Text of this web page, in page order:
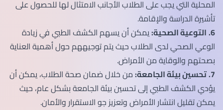
المحلية التي يجب على الطلاب الأجانب الامتثال لها للحصول على
تأشيرة الدراسة والإقامة.
6. التوعية الصحية:يمكن أن يسهم الكشف الطبي في زيادة
الوعي الصحي لدى الطلاب حيث يتم توجيههم حول أهمية العناية
بصحتهم والوقاية من الأمراض.
7. تحسين بيئة الجامعة:من خلال ضمان صحة الطلاب، يمكن أن
يؤدي الكشف الطبي إلى تحسين بيئة الجامعة بشكل عام، حيث
يمكن تقليل انتشار الأمراض وتعزيز جو الاستقرار والأمان.